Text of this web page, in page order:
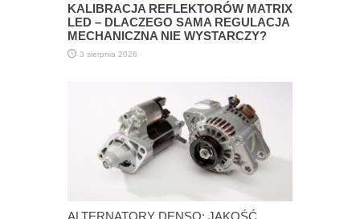
KALIBRACJA REFLEKTORÓW MATRIX
LED – DLACZEGO SAMA REGULACJA
MECHANICZNA NIE WYSTARCZY?
3 sierpnia 2026
ALTERNATORY DENSO: JAKOŚĆ